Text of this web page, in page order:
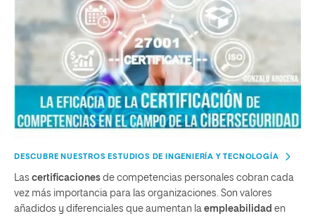
DESCUBRE NUESTROS ESTUDIOS DE INGENIERÍA Y TECNOLOGÍA
Las certificaciones de competencias personales cobran cada
vez más importancia para las organizaciones. Son valores
añadidos y diferenciales que aumentan la empleabilidad en